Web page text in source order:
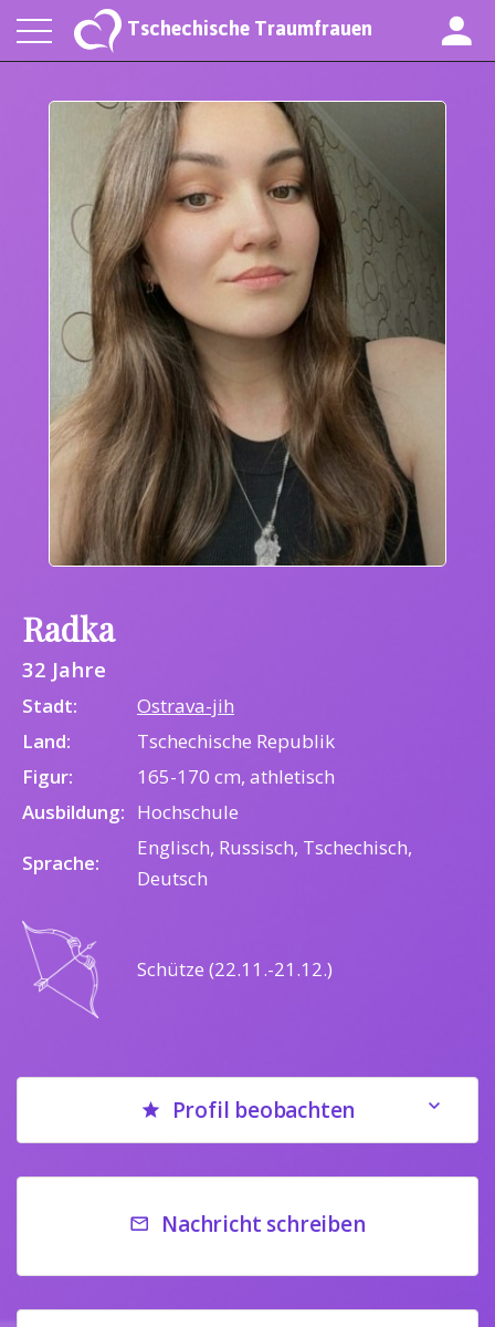
Tschechische Traumfrauen
Radka
32 Jahre
Stadt:
Ostrava-jih
Land:
Tschechische Republik
Figur:
165-170 cm, athletisch
Ausbildung: Hochschule
Sprache:
Englisch, Russisch, Tschechisch,
Deutsch
Schütze (22.11.-21.12.)
Profil beobachten
Nachricht schreiben